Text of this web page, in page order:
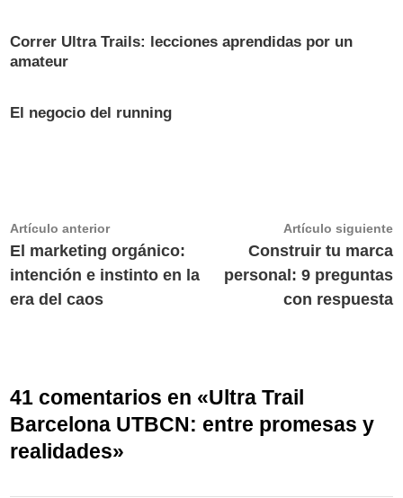
Correr Ultra Trails: lecciones aprendidas por un
amateur
El negocio del running
Navegación
de
entradas
Artículo anteriorArtículo
anterior:
El marketing orgánico:
intención e instinto en la
era del caos
Artículo siguiente
Construir tu marca
personal: 9 preguntas
con respuesta
41 comentarios en «Ultra Trail
Barcelona UTBCN: entre promesas y
realidades»